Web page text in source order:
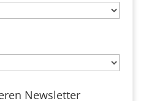
Newsletter